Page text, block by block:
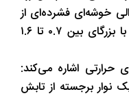
خوشه‌ای فشرده‌ای از
بیش از ۱۲۰ پیش‌لرزه بسیار کوچک با بزرگای بین ۰.۷ تا ۱.۶
حرارتی اشاره می‌کند:
یک نوار برجسته از تابش